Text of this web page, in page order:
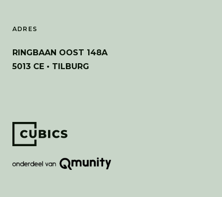
ADRES
RINGBAAN OOST 148A
5013 CE • TILBURG